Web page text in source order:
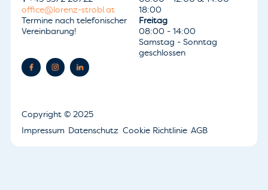
office@lorenz-strobl.at
Termine nach telefonischer
Vereinbarung!
18:00
Freitag
08:00 - 14:00
Samstag - Sonntag
geschlossen
Copyright © 2025
Impressum Datenschutz Cookie Richtlinie AGB